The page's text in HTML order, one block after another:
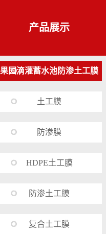
产品展示
果园滴灌蓄水池防渗土工膜
土工膜
防渗膜
HDPE土工膜
防渗土工膜
复合土工膜